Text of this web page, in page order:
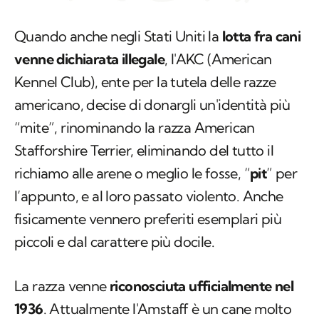
Quando anche negli Stati Uniti la lotta fra cani
venne dichiarata illegale, l'AKC (American
Kennel Club), ente per la tutela delle razze
americano, decise di donargli un'identità più
“mite”, rinominando la razza American
Stafforshire Terrier, eliminando del tutto il
richiamo alle arene o meglio le fosse, “pit” per
l’appunto, e al loro passato violento. Anche
fisicamente vennero preferiti esemplari più
piccoli e dal carattere più docile.
La razza venne riconosciuta ufficialmente nel
1936. Attualmente l'Amstaff è un cane molto